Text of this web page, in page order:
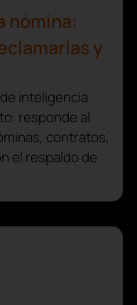
nómina:
y
inteligencia
responde al
contratos,
el respaldo de